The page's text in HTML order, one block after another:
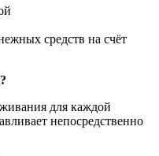
средств на счёт
для каждой
непосредственно